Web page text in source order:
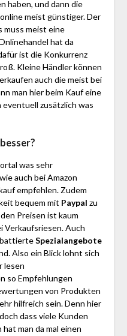
haben, und dann die
meist günstiger. Der
muss meist eine
hat da
ist die Konkurrenz
Kleine Händler können
auch die meist bei
man hier beim Kauf eine
eventuell zusätzlich was
was sehr
auch bei Amazon
empfehlen. Zudem
bequem mit Paypal zu
Preisen ist kaum
Verkaufsriesen. Auch
Spezialangebote
Also ein Blick lohnt sich
lesen
so Empfehlungen
von Produkten
hilfreich sein. Denn hier
dass viele Kunden
man da mal einen